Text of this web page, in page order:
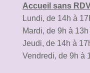
Accueil sans
Lundi, de 14h à
Mardi, de 9h à
Jeudi, de 14h à
Vendredi, de 9h à